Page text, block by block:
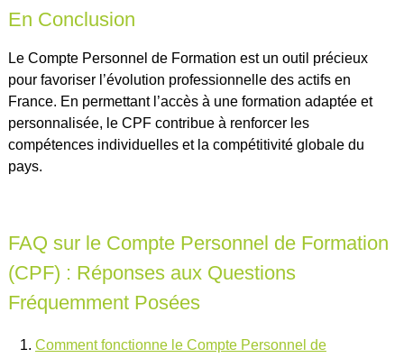
En Conclusion
Le Compte Personnel de Formation est un outil précieux
pour favoriser l’évolution professionnelle des actifs en
France. En permettant l’accès à une formation adaptée et
personnalisée, le CPF contribue à renforcer les
compétences individuelles et la compétitivité globale du
pays.
FAQ sur le Compte Personnel de Formation
(CPF) : Réponses aux Questions
Fréquemment Posées
Comment fonctionne le Compte Personnel de